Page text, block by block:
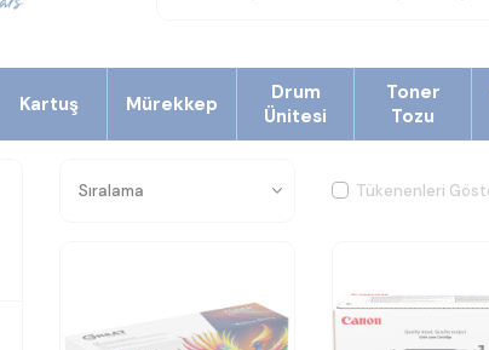
Kartuş Mürekkep
Drum
Ünitesi
Toner
Tozu
Tükenenleri